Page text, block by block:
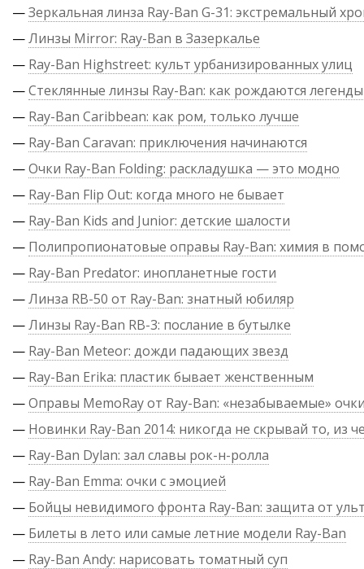
—Зеркальная линза Ray-Ban G-31: экстремальный
—Линзы Mirror: Ray-Ban в Зазеркалье
— Ray-Ban Highstreet: культ урбанизированных улиц
—Стеклянные линзы Ray-Ban: как рождаются легенды
— Ray-Ban Caribbean: как ром, только лучше
— Ray-Ban Caravan: приключения начинаются
—Очки Ray-Ban Folding: раскладушка — это модно
— Ray-Ban Flip Out: когда много не бывает
— Ray-Ban Kids and Junior: детские шалости
— Полипропионатовые оправы Ray-Ban: химия в
— Ray-Ban Predator: инопланетные гости
—Линза RB-50 от Ray-Ban: знатный юбиляр
—Линзы Ray-Ban RB-3: послание в бутылке
— Ray-Ban Meteor: дожди падающих звезд
— Ray-Ban Erika: пластик бывает женственным
—Оправы MemoRay от Ray-Ban: «незабываемые»
— Новинки Ray-Ban 2014: никогда не скрывай то, из
— Ray-Ban Dylan: зал славы рок-н-ролла
— Ray-Ban Emma: очки с эмоцией
— Бойцы невидимого фронта Ray-Ban: защита от
— Билеты в лето или самые летние модели Ray-Ban
— Ray-Ban Andy: нарисовать томатный суп